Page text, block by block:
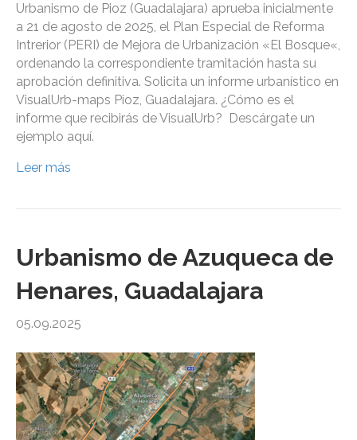
Urbanismo de Pioz (Guadalajara) aprueba inicialmente
a 21 de agosto de 2025, el Plan Especial de Reforma
Intrerior (PERI) de Mejora de Urbanización «El Bosque«,
ordenando la correspondiente tramitación hasta su
aprobación definitiva. Solicita un informe urbanístico en
VisualUrb-maps Pioz, Guadalajara. ¿Cómo es el
informe que recibirás de VisualUrb? Descárgate un
ejemplo aquí.
Leer más
Urbanismo de Azuqueca de
Henares, Guadalajara
05.09.2025